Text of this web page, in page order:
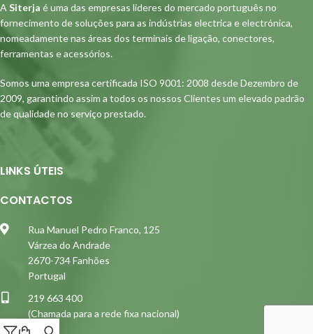
A Siterja é uma das empresas lideres do mercado português no
fornecimento de soluções para as indústrias electrica e electrónica,
nomeadamente nas áreas dos terminais de ligação, conectores,
ferramentas e acessórios.
Somos uma empresa certificada ISO 9001: 2008 desde Dezembro de
2009, garantindo assim a todos os nossos Clientes um elevado padrão
de qualidade no serviço prestado.
LINKS ÚTEIS
CONTACTOS
Rua Manuel Pedro Franco, 125
Várzea do Andrade
2670-734 Fanhões
Portugal
219 663 400
(Chamada para a rede fixa nacional)